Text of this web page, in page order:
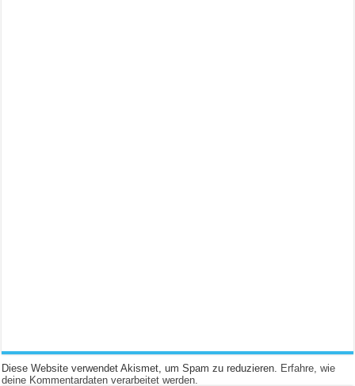
Diese Website verwendet Akismet, um Spam zu reduzieren. Erfahre, wie
deine Kommentardaten verarbeitet werden.